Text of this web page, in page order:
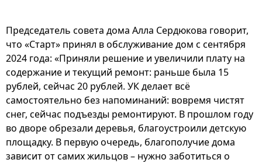
Председатель совета дома Алла Сердюкова говорит,
что «Старт» принял в обслуживание дом с сентября
2024 года: «Приняли решение и увеличили плату на
содержание и текущий ремонт: раньше была 15
рублей, сейчас 20 рублей. УК делает всё
самостоятельно без напоминаний: вовремя чистят
снег, сейчас подъезды ремонтируют. В прошлом году
во дворе обрезали деревья, благоустроили детскую
площадку. В первую очередь, благополучие дома
зависит от самих жильцов – нужно заботиться о